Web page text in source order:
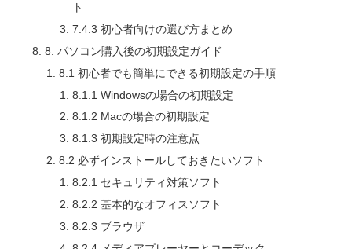
ト
7.4.3 初心者向けの選び方まとめ
8. パソコン購入後の初期設定ガイド
8.1 初心者でも簡単にできる初期設定の手順
8.1.1 Windowsの場合の初期設定
8.1.2 Macの場合の初期設定
8.1.3 初期設定時の注意点
8.2 必ずインストールしておきたいソフト
8.2.1 セキュリティ対策ソフト
8.2.2 基本的なオフィスソフト
8.2.3 ブラウザ